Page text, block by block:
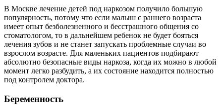
В Москве лечение детей под наркозом получило большую
популярность, потому что если малыш с раннего возраста
имеет опыт безболезненного и бесстрашного общения со
стоматологом, то в дальнейшем ребенок не будет бояться
лечения зубов и не станет запускать проблемные случаи во
взрослом возрасте. Для маленьких пациентов подбирают
абсолютно безопасные виды наркоза, когда их можно в любой
момент легко разбудить, а их состояние находится полностью
под контролем доктора.
Беременность